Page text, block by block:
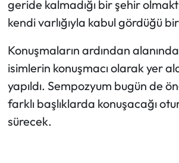
geride kalmadığı bir şehir
kendi varlığıyla kabul gördüğü
Konuşmaların ardından
isimlerin konuşmacı olarak yer
yapıldı. Sempozyum bugün de
farklı başlıklarda konuşacağı
sürecek.